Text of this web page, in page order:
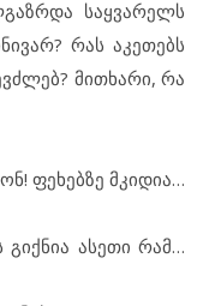
საყვარელს
რას აკეთებს
მითხარი, რა
ფეხებზე მკიდია…
ასეთი რამ…